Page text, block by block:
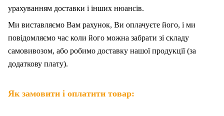
урахуванням доставки і інших нюансів.
Ми виставляємо Вам рахунок, Ви оплачуєте його, і ми
повідомляємо час коли його можна забрати зі складу
самовивозом, або робимо доставку нашої продукції (за
додаткову плату).
Як замовити і оплатити товар: